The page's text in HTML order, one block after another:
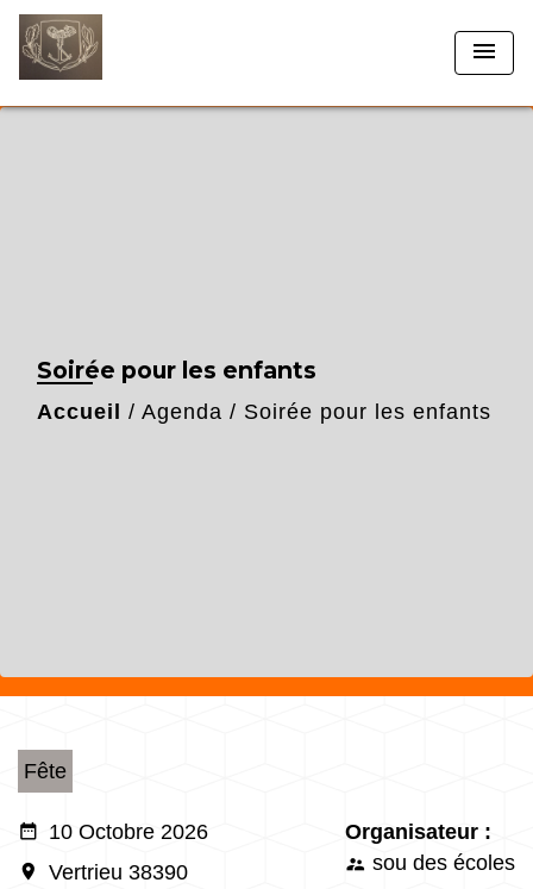
menu
Soirée pour les enfants
Accueil / Agenda / Soirée pour les enfants
Fête
date_range 10 Octobre 2026
room
Vertrieu 38390
Organisateur :
supervisor_account sou des écoles